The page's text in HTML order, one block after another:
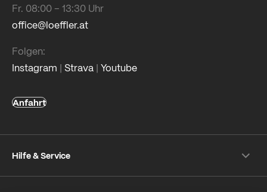
Fr. 08:00 – 13:30 Uhr
office@loeffler.at
Folgen:
Instagram | Strava | Youtube
Anfahrt
Hilfe & Service